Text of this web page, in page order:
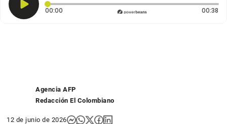
00:00 Tiempo transcurrido: 0 segundos 00:38
Agencia AFP
Redacción El Colombiano
12 de junio de 2026